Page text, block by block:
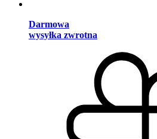
Darmowa
wysyłka zwrotna